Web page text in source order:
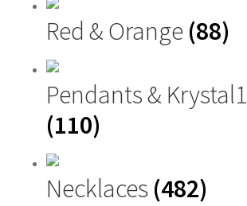
Red & Orange (88)
Pendants & Krystal1
(110)
Necklaces (482)